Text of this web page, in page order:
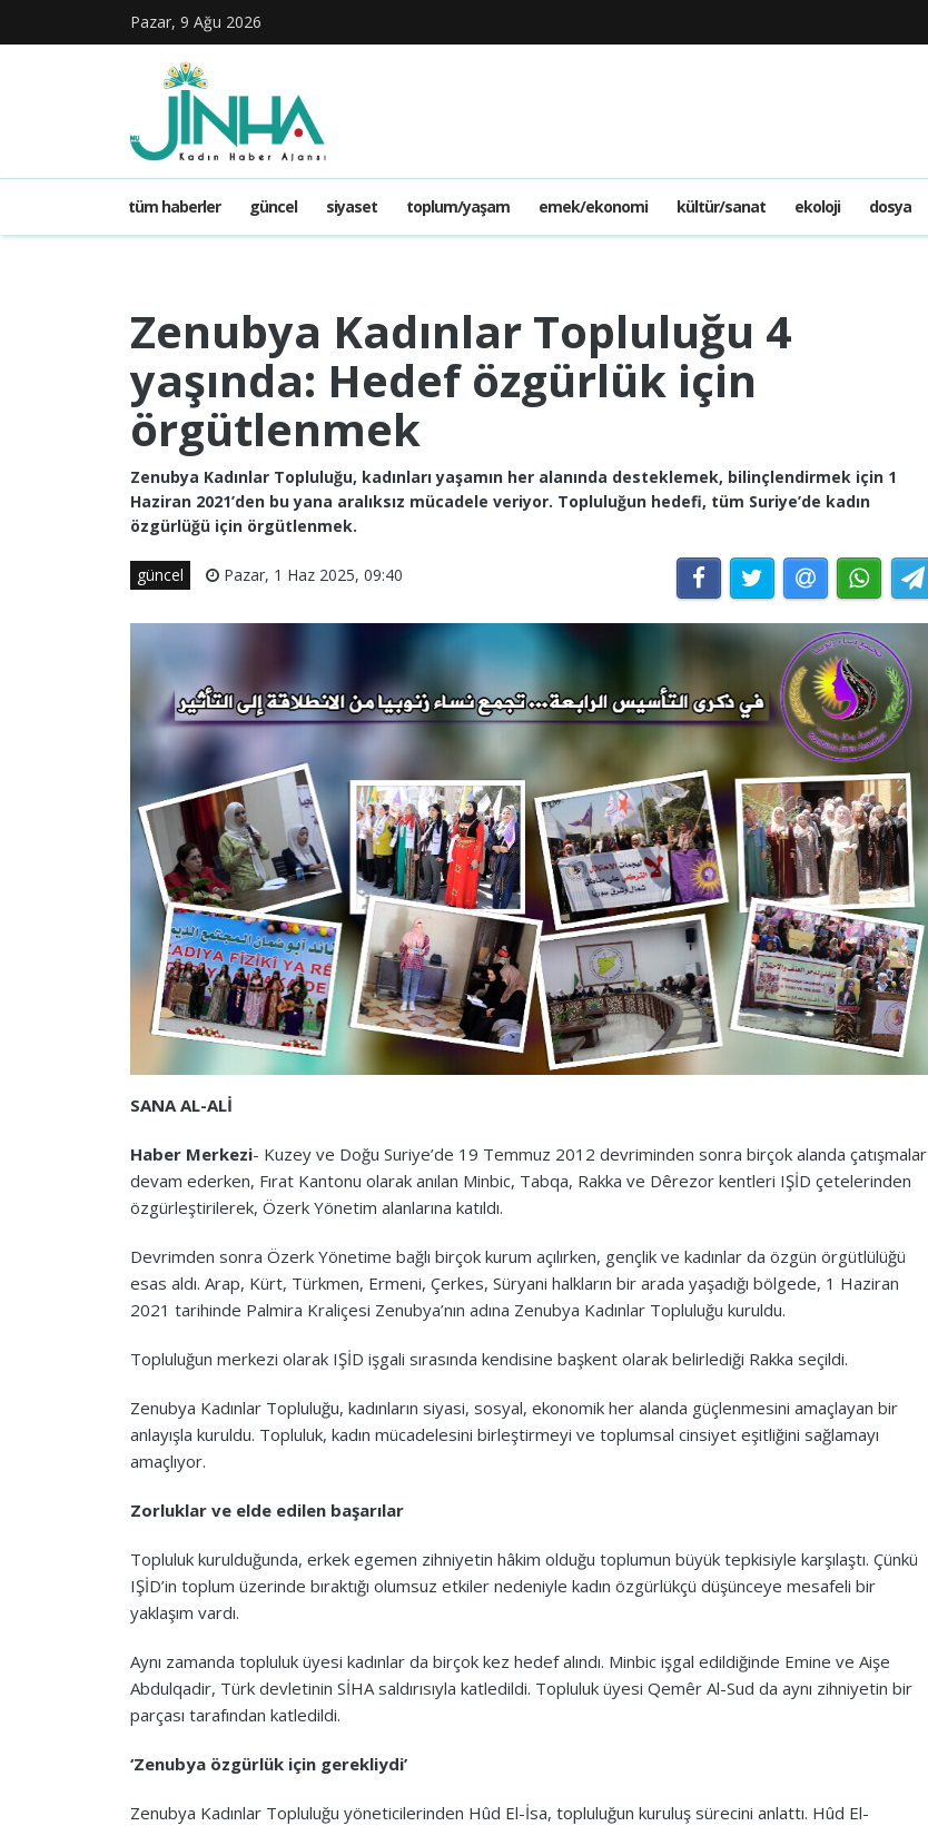
Pazar, 9 Ağu 2026
tüm haberler güncel siyaset toplum/yaşam emek/ekonomi kültür/sanat ekoloji dosya
Zenubya Kadınlar Topluluğu 4
yaşında: Hedef özgürlük için
örgütlenmek
Zenubya Kadınlar Topluluğu, kadınları yaşamın her alanında desteklemek, bilinçlendirmek için 1
Haziran 2021’den bu yana aralıksız mücadele veriyor. Topluluğun hedefi, tüm Suriye’de kadın
özgürlüğü için örgütlenmek.
güncel Pazar, 1 Haz 2025, 09:40
SANA AL-ALİ
Haber Merkezi- Kuzey ve Doğu Suriye’de 19 Temmuz 2012 devriminden sonra birçok alanda çatışmalar
devam ederken, Fırat Kantonu olarak anılan Minbic, Tabqa, Rakka ve Dêrezor kentleri IŞİD çetelerinden
özgürleştirilerek, Özerk Yönetim alanlarına katıldı.
Devrimden sonra Özerk Yönetime bağlı birçok kurum açılırken, gençlik ve kadınlar da özgün örgütlülüğü
esas aldı. Arap, Kürt, Türkmen, Ermeni, Çerkes, Süryani halkların bir arada yaşadığı bölgede, 1 Haziran
2021 tarihinde Palmira Kraliçesi Zenubya’nın adına Zenubya Kadınlar Topluluğu kuruldu.
Topluluğun merkezi olarak IŞİD işgali sırasında kendisine başkent olarak belirlediği Rakka seçildi.
Zenubya Kadınlar Topluluğu, kadınların siyasi, sosyal, ekonomik her alanda güçlenmesini amaçlayan bir
anlayışla kuruldu. Topluluk, kadın mücadelesini birleştirmeyi ve toplumsal cinsiyet eşitliğini sağlamayı
amaçlıyor.
Zorluklar ve elde edilen başarılar
Topluluk kurulduğunda, erkek egemen zihniyetin hâkim olduğu toplumun büyük tepkisiyle karşılaştı. Çünkü
IŞİD’in toplum üzerinde bıraktığı olumsuz etkiler nedeniyle kadın özgürlükçü düşünceye mesafeli bir
yaklaşım vardı.
Aynı zamanda topluluk üyesi kadınlar da birçok kez hedef alındı. Minbic işgal edildiğinde Emine ve Aişe
Abdulqadir, Türk devletinin SİHA saldırısıyla katledildi. Topluluk üyesi Qemêr Al-Sud da aynı zihniyetin bir
parçası tarafından katledildi.
‘Zenubya özgürlük için gerekliydi’
Zenubya Kadınlar Topluluğu yöneticilerinden Hûd El-İsa, topluluğun kuruluş sürecini anlattı. Hûd El-